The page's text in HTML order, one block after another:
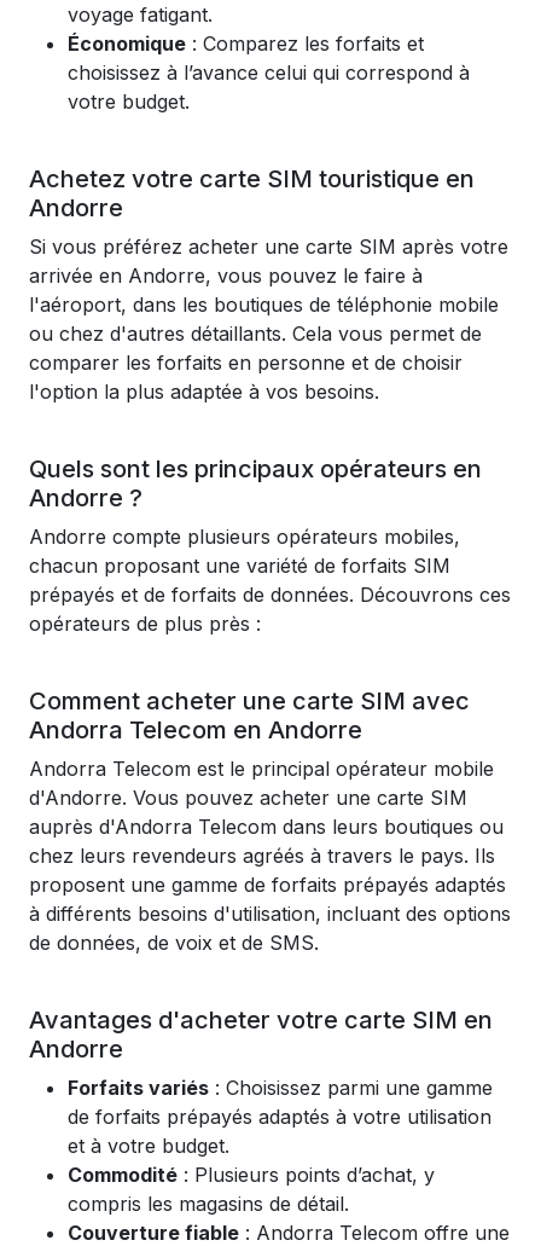
voyage fatigant.
Économique : Comparez les forfaits et
choisissez à l’avance celui qui correspond à
votre budget.
Achetez votre carte SIM touristique en
Andorre
Si vous préférez acheter une carte SIM après votre
arrivée en Andorre, vous pouvez le faire à
l'aéroport, dans les boutiques de téléphonie mobile
ou chez d'autres détaillants. Cela vous permet de
comparer les forfaits en personne et de choisir
l'option la plus adaptée à vos besoins.
Quels sont les principaux opérateurs en
Andorre ?
Andorre compte plusieurs opérateurs mobiles,
chacun proposant une variété de forfaits SIM
prépayés et de forfaits de données. Découvrons ces
opérateurs de plus près :
Comment acheter une carte SIM avec
Andorra Telecom en Andorre
Andorra Telecom est le principal opérateur mobile
d'Andorre. Vous pouvez acheter une carte SIM
auprès d'Andorra Telecom dans leurs boutiques ou
chez leurs revendeurs agréés à travers le pays. Ils
proposent une gamme de forfaits prépayés adaptés
à différents besoins d'utilisation, incluant des options
de données, de voix et de SMS.
Avantages d'acheter votre carte SIM en
Andorre
Forfaits variés : Choisissez parmi une gamme
de forfaits prépayés adaptés à votre utilisation
et à votre budget.
Commodité : Plusieurs points d’achat, y
compris les magasins de détail.
Couverture fiable : Andorra Telecom offre une